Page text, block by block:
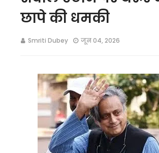
छापे की धमकी
Smriti Dubey जून 04, 2026